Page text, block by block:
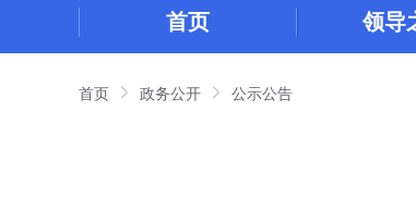
首页 领导
首页 政务公开 公示公告